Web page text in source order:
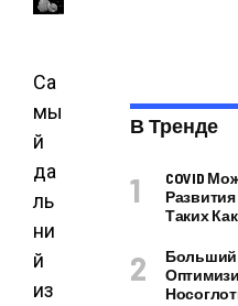
Са
мы
й
да
ль
ни
й
из
В Тренде
COVID
Таких
Больший